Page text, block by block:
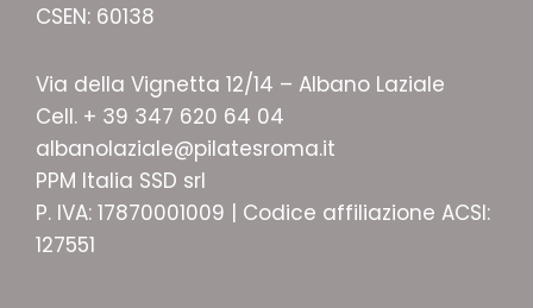
CSEN: 60138
Via della Vignetta 12/14 – Albano Laziale
Cell. + 39 347 620 64 04
albanolaziale@pilatesroma.it
PPM Italia SSD srl
P. IVA: 17870001009 | Codice affiliazione ACSI:
127551